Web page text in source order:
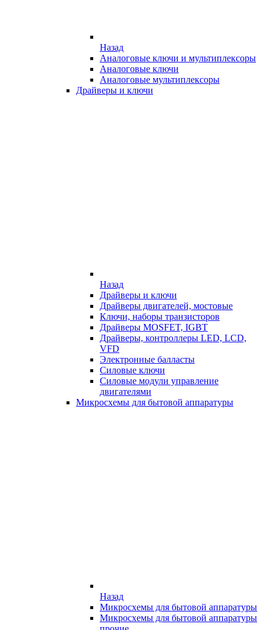
Назад
Аналоговые ключи и мультиплексоры
Аналоговые ключи
Аналоговые мультиплексоры
Драйверы и ключи
Назад
Драйверы и ключи
Драйверы двигателей, мостовые
Ключи, наборы транзисторов
Драйверы MOSFET, IGBT
Драйверы, контроллеры LED, LCD,
VFD
Электронные балласты
Силовые ключи
Силовые модули управление
двигателями
Микросхемы для бытовой аппаратуры
Назад
Микросхемы для бытовой аппаратуры
Микросхемы для бытовой аппаратуры